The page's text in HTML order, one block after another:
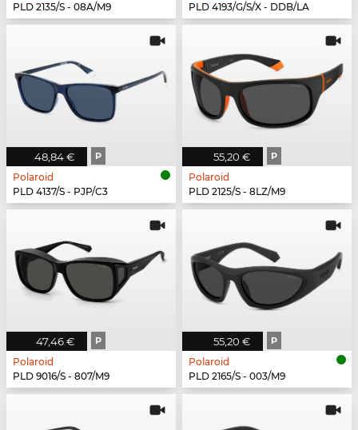
PLD 2135/S - 08A/M9
PLD 4193/G/S/X - DDB/LA
48,84 € P
Polaroid
PLD 4137/S - PJP/C3
55,20 € P
Polaroid
PLD 2125/S - 8LZ/M9
47,46 € P
Polaroid
PLD 9016/S - 807/M9
55,20 € P
Polaroid
PLD 2165/S - 003/M9